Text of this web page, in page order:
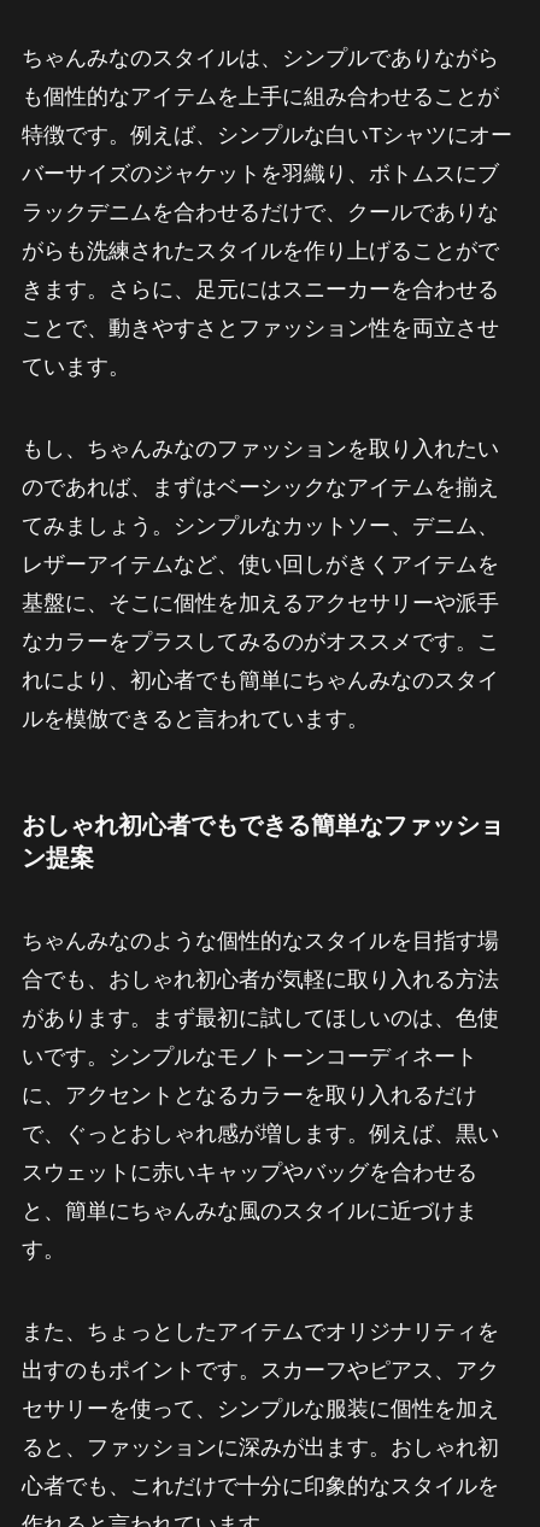
ちゃんみなのスタイルは、シンプルでありながら
も個性的なアイテムを上手に組み合わせることが
特徴です。例えば、シンプルな白いTシャツにオー
バーサイズのジャケットを羽織り、ボトムスにブ
ラックデニムを合わせるだけで、クールでありな
がらも洗練されたスタイルを作り上げることがで
きます。さらに、足元にはスニーカーを合わせる
ことで、動きやすさとファッション性を両立させ
ています。
もし、ちゃんみなのファッションを取り入れたい
のであれば、まずはベーシックなアイテムを揃え
てみましょう。シンプルなカットソー、デニム、
レザーアイテムなど、使い回しがきくアイテムを
基盤に、そこに個性を加えるアクセサリーや派手
なカラーをプラスしてみるのがオススメです。こ
れにより、初心者でも簡単にちゃんみなのスタイ
ルを模倣できると言われています。
おしゃれ初心者でもできる簡単なファッショ
ン提案
ちゃんみなのような個性的なスタイルを目指す場
合でも、おしゃれ初心者が気軽に取り入れる方法
があります。まず最初に試してほしいのは、色使
いです。シンプルなモノトーンコーディネート
に、アクセントとなるカラーを取り入れるだけ
で、ぐっとおしゃれ感が増します。例えば、黒い
スウェットに赤いキャップやバッグを合わせる
と、簡単にちゃんみな風のスタイルに近づけま
す。
また、ちょっとしたアイテムでオリジナリティを
出すのもポイントです。スカーフやピアス、アク
セサリーを使って、シンプルな服装に個性を加え
ると、ファッションに深みが出ます。おしゃれ初
心者でも、これだけで十分に印象的なスタイルを